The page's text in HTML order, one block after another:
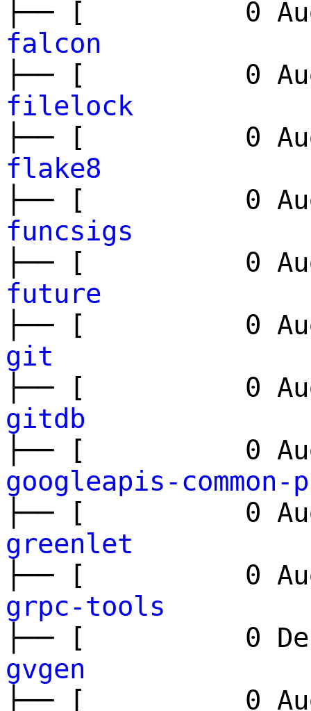
├── [ 0
falcon
├── [ 0
filelock
├── [ 0
flake8
├── [ 0
funcsigs
├── [ 0
future
├── [ 0
git
├── [ 0
gitdb
├── [ 0
googleapis-common-
├── [ 0
greenlet
├── [ 0
grpc-tools
├── [ 0
gvgen
├── [ 0